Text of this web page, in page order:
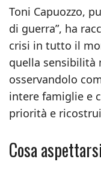
Toni Capuozzo,
di guerra”, ha
crisi in tutto il
quella sensibilità
osservandolo
intere famiglie e
priorità e
Cosa